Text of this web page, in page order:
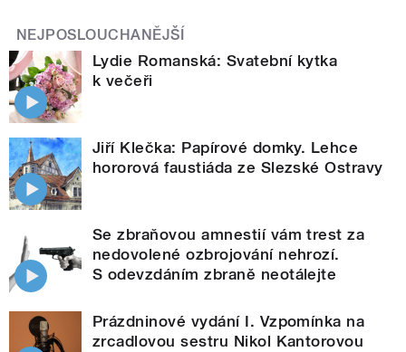
NEJPOSLOUCHANĚJŠÍ
Lydie Romanská: Svatební kytka
k večeři
Jiří Klečka: Papírové domky. Lehce
hororová faustiáda ze Slezské Ostravy
Se zbraňovou amnestií vám trest za
nedovolené ozbrojování nehrozí.
S odevzdáním zbraně neotálejte
Prázdninové vydání I. Vzpomínka na
zrcadlovou sestru Nikol Kantorovou